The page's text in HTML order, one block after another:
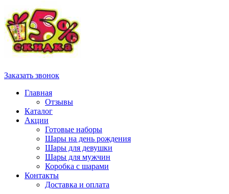
Заказать звонок
Главная
Отзывы
Каталог
Акции
Готовые наборы
Шары на день рождения
Шары для девушки
Шары для мужчин
Коробка с шарами
Контакты
Доставка и оплата